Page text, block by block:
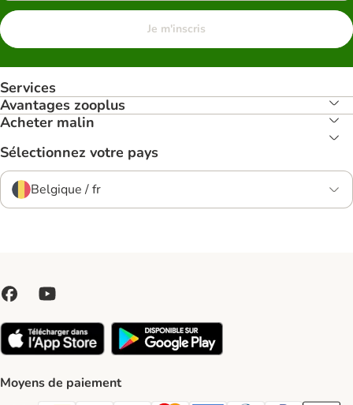
Je m'inscris
Services
Avantages zooplus
Acheter malin
Sélectionnez votre pays
Belgique / fr
Moyens de paiement